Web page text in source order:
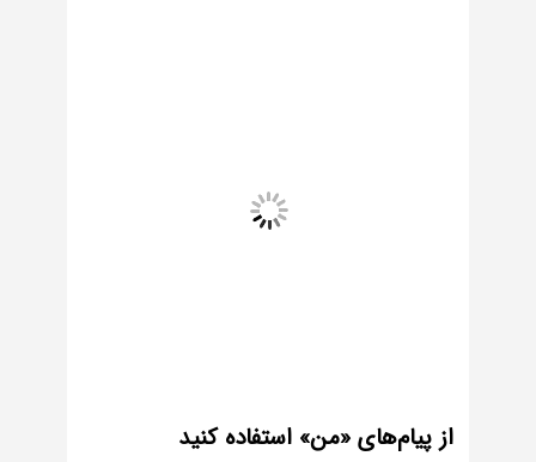
از پیام‌های «من» استفاده کنید